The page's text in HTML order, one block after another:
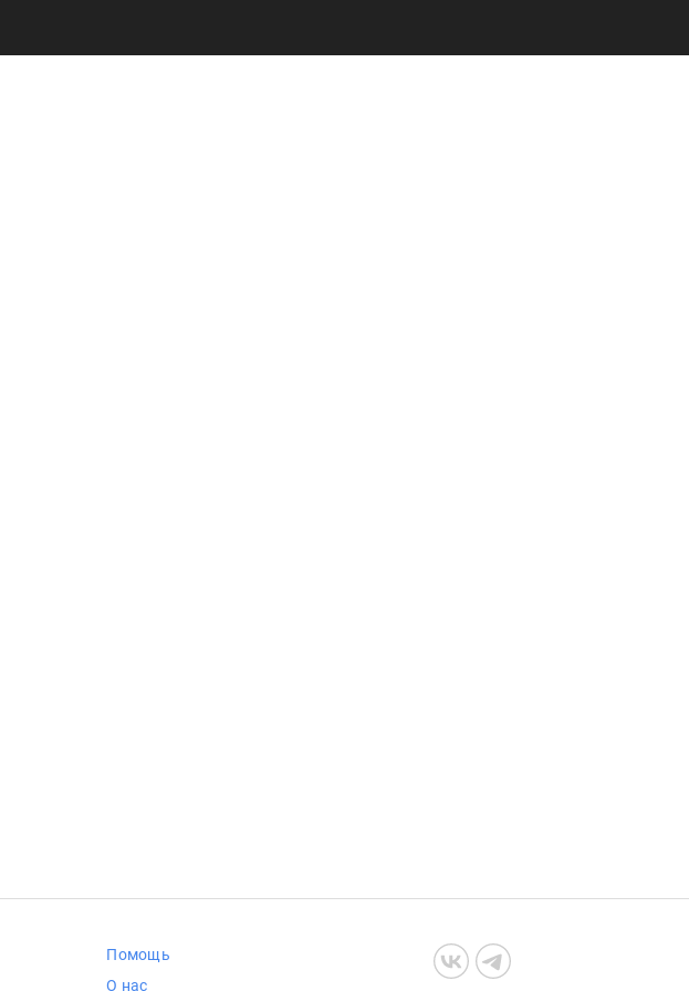
Помощь
О нас